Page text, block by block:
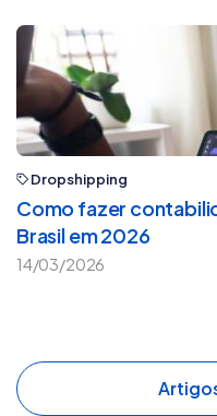
Dropshipping
Como fazer
Brasil em 2026
14/03/2026